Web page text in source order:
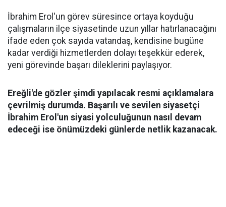
İbrahim Erol'un görev süresince ortaya koyduğu
çalışmaların ilçe siyasetinde uzun yıllar hatırlanacağını
ifade eden çok sayıda vatandaş, kendisine bugüne
kadar verdiği hizmetlerden dolayı teşekkür ederek,
yeni görevinde başarı dileklerini paylaşıyor.
Ereğli'de gözler şimdi yapılacak resmi açıklamalara
çevrilmiş durumda. Başarılı ve sevilen siyasetçi
İbrahim Erol'un siyasi yolculuğunun nasıl devam
edeceği ise önümüzdeki günlerde netlik kazanacak.